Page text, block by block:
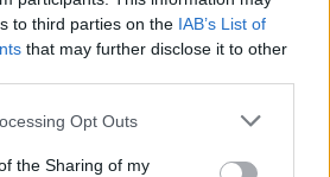
to third parties on the IAB’s List of
that may further disclose it to other
Opt Outs
the Sharing of my